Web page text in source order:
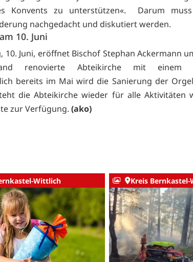
Konvents zu unterstützen«. Darum
nachgedacht und diskutiert werden.
10. Juni
10. Juni, eröffnet Bischof Stephan Ackermann
renovierte Abteikirche mit einem
bereits im Mai wird die Sanierung der
die Abteikirche wieder für alle Aktivitäten
zur Verfügung. (ako)
Wittlich Kreis